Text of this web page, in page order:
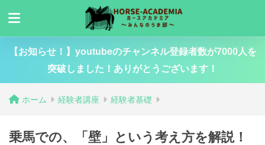
【お知らせ！】youtubeのチャンネル登録者数が7000人を
突破しました！ありがとうございます！
ホーム 経験者講座 経験者基礎
乗馬での、「壁」という考え方を解説！